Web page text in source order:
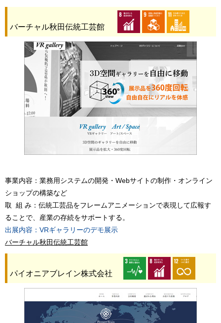
バーチャル秋田伝統工芸館
事業内容：業務用システムの開発・Webサイトの制作・オンライン
ショップの構築など
取 組 み：伝統工芸品をフレームアニメーションで表現して広報す
ることで、産業の存続をサポートする。
出展内容：VRギャラリーのデモ展示
バーチャル秋田伝統工芸館
パイオニアブレイン株式会社